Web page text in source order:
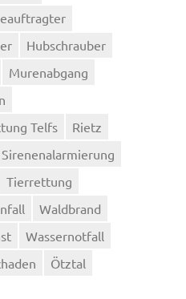
Hubschrauber
Murenabgang
Telfs
Rietz
Sirenenalarmierung
Tierrettung
Waldbrand
Wassernotfall
Ötztal